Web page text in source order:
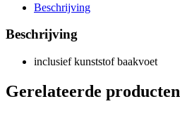
Beschrijving
Beschrijving
inclusief kunststof baakvoet
Gerelateerde producten